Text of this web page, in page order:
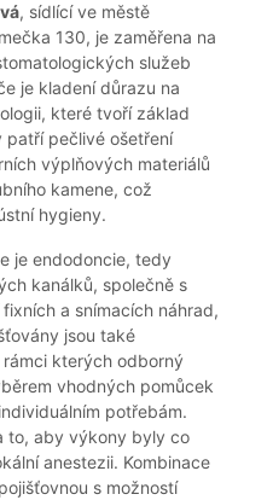
, sídlící ve městě
130, je zaměřena na
služeb
je kladení důrazu na
které tvoří základ
patří pečlivé ošetření
výplňových materiálů
kamene, což
hygieny.
je endodoncie, tedy
kanálků, společně s
a snímacích náhrad,
jsou také
kterých odborný
vhodných pomůcek
potřebám.
to, aby výkony byly co
anestezii. Kombinace
s možností